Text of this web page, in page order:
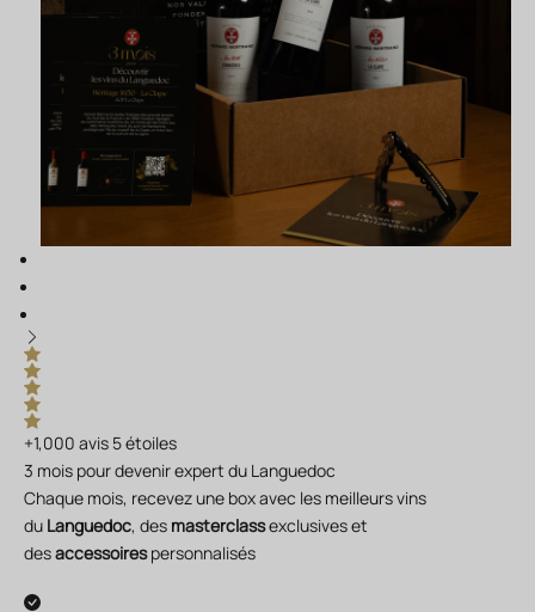
+1,000 avis 5 étoiles
3 mois pour devenir expert du Languedoc
Chaque mois, recevez une box avec les meilleurs vins
du Languedoc, des masterclassexclusives et
desaccessoires personnalisés